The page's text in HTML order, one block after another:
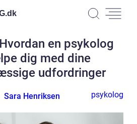
dk
en psykolog
dig med dine
udfordringer
Sara Henriksen psykolog